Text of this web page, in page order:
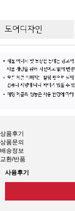
상품후기
상품문의
배송정보
교환/반품
사용후기